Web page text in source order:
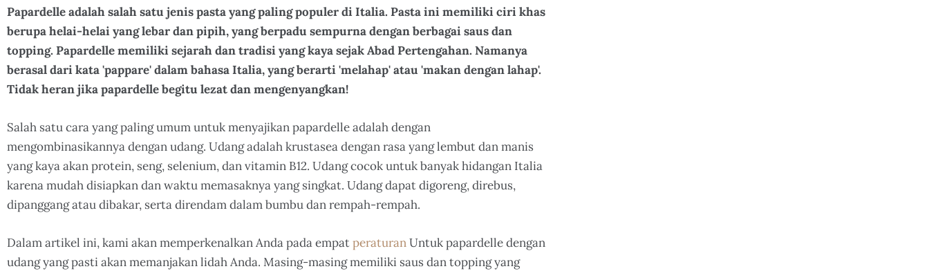
Papardelle adalah salah satu jenis pasta yang paling populer di Italia. Pasta ini memiliki ciri khas
berupa helai-helai yang lebar dan pipih, yang berpadu sempurna dengan berbagai saus dan
topping. Papardelle memiliki sejarah dan tradisi yang kaya sejak Abad Pertengahan. Namanya
berasal dari kata 'pappare' dalam bahasa Italia, yang berarti 'melahap' atau 'makan dengan lahap'.
Tidak heran jika papardelle begitu lezat dan mengenyangkan!
Salah satu cara yang paling umum untuk menyajikan papardelle adalah dengan
mengombinasikannya dengan udang. Udang adalah krustasea dengan rasa yang lembut dan manis
yang kaya akan protein, seng, selenium, dan vitamin B12. Udang cocok untuk banyak hidangan Italia
karena mudah disiapkan dan waktu memasaknya yang singkat. Udang dapat digoreng, direbus,
dipanggang atau dibakar, serta direndam dalam bumbu dan rempah-rempah.
Dalam artikel ini, kami akan memperkenalkan Anda pada empatperaturanUntuk papardelle dengan
udang yang pasti akan memanjakan lidah Anda. Masing-masing memiliki saus dan topping yang